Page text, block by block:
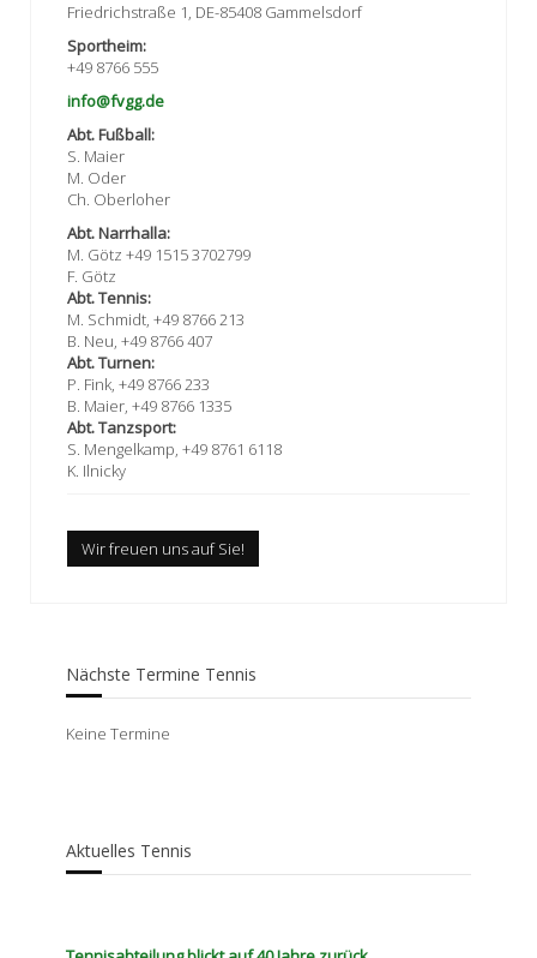
Friedrichstraße 1, DE-85408 Gammelsdorf
Sportheim:
+49 8766 555
info@fvgg.de
Abt. Fußball:
S. Maier
M. Oder
Ch. Oberloher
Abt. Narrhalla:
M. Götz +49 1515 3702799
F. Götz
Abt. Tennis:
M. Schmidt, +49 8766 213
B. Neu, +49 8766 407
Abt. Turnen:
P. Fink, +49 8766 233
B. Maier, +49 8766 1335
Abt. Tanzsport:
S. Mengelkamp, +49 8761 6118
K. Ilnicky
Wir freuen uns auf Sie!
Nächste Termine Tennis
Keine Termine
Aktuelles Tennis